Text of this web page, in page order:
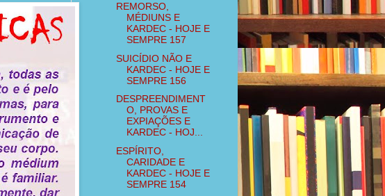
REMORSO,
MÉDIUNS E
KARDEC - HOJE E
SEMPRE 157
SUICÍDIO NÃO E
KARDEC - HOJE E
SEMPRE 156
DESPREENDIMENT
O, PROVAS E
EXPIAÇÕES E
KARDEC - HOJ...
ESPÍRITO,
CARIDADE E
KARDEC - HOJE E
SEMPRE 154